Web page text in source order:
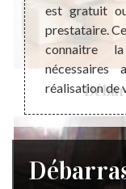
pour
pour
est gratuit
prestataire.
connaitre
réalisation de